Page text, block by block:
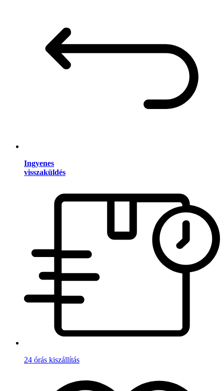
Ingyenes
visszaküldés
24 órás kiszállítás